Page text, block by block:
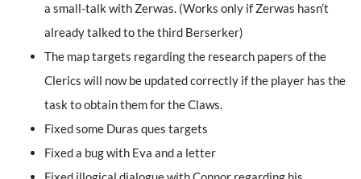
a small-talk with Zerwas. (Works only if Zerwas hasn’t
already talked to the third Berserker)
The map targets regarding the research papers of the
Clerics will now be updated correctly if the player has the
task to obtain them for the Claws.
Fixed some Duras ques targets
Fixed a bug with Eva and a letter